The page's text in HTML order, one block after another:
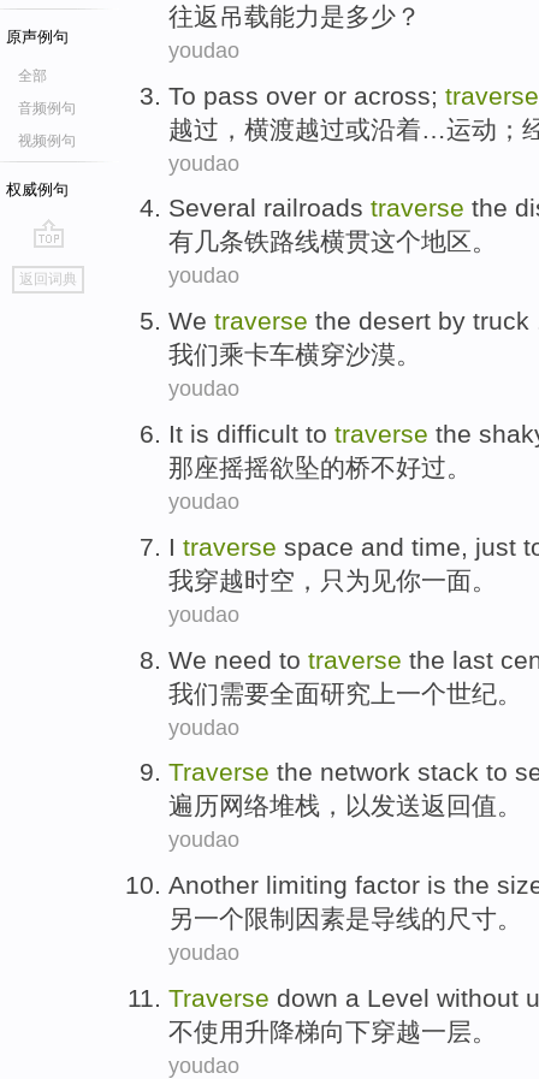
原声例句
全部
音频例句
视频例句
权威例句
go
top
返回词典
往返 吊载能力是多少？
youdao
To pass over or across; traverse
越过， 横渡越过或沿着…运动；
youdao
Several railroads traverse the
有几条铁路线横贯这个地区。
youdao
We traverse the desert by truck
我们乘卡车横穿沙漠。
youdao
It is difficult to traverse the
那座摇摇欲坠的桥不好过。
youdao
I traverse space and time, just
我穿越时空 ， 只为 见你一面。
youdao
We need to traverse the last
我们需要全面研究上一个世纪。
youdao
Traverse the network stack to
遍历网络堆栈 ， 以发送返回值。
youdao
Another limiting factor is the
另一个限制 因素是导线的尺寸。
youdao
Traverse down a Level without
不使用升降梯向下穿越一层。
youdao